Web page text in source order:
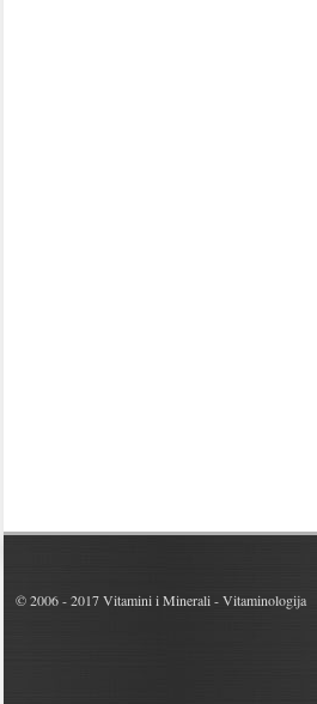
© 2006 - 2017Vitamini i Minerali - Vitaminologija